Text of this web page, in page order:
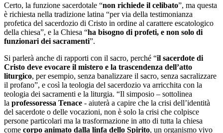
Certo, la funzione sacerdotale “non richiede il celibato”, ma questa
è richiesta nella tradizione latina “per via della testimonianza
profetica del sacerdozio di Cristo in ordine al carattere escatologico
della chiesa”, e la Chiesa “ha bisogno di profeti, e non solo di
funzionari dei sacramenti”.
Si parlerà anche di rapporti con il sacro, perché “il sacerdote di
Cristo deve evocare il mistero e la trascendenza dell’atto
liturgico, per esempio, senza banalizzare il sacro, senza sacralizzare
il profano”, e così la teologia del sacerdozio va arricchita con la
teologia dei sacramenti e la liturgia. “Il simposio – sottolinea
la professoressa Tenace - aiuterà a capire che la crisi dell’identità
del sacerdote o delle vocazioni, non è solo la crisi che colpisce
persone particolari ma la trasformazione in atto di tutta la chiesa
come corpo animato dalla linfa dello Spirito, un organismo vivo